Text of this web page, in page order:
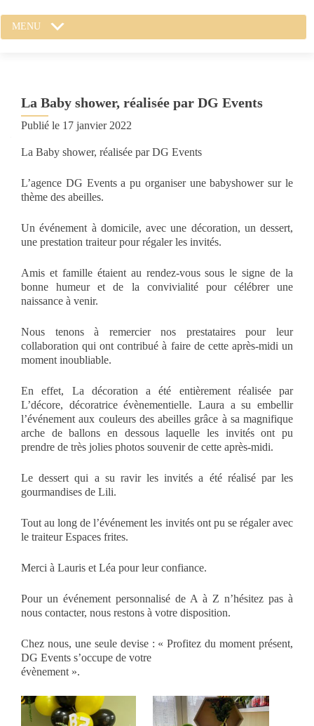
MENU
La Baby shower, réalisée par DG Events
Publié le 17 janvier 2022
La Baby shower, réalisée par DG Events
L’agence DG Events a pu organiser une babyshower sur le
thème des abeilles.
Un événement à domicile, avec une décoration, un dessert,
une prestation traiteur pour régaler les invités.
Amis et famille étaient au rendez-vous sous le signe de la
bonne humeur et de la convivialité pour célébrer une
naissance à venir.
Nous tenons à remercier nos prestataires pour leur
collaboration qui ont contribué à faire de cette après-midi un
moment inoubliable.
En effet, La décoration a été entièrement réalisée par
L’décore, décoratrice évènementielle. Laura a su embellir
l’événement aux couleurs des abeilles grâce à sa magnifique
arche de ballons en dessous laquelle les invités ont pu
prendre de très jolies photos souvenir de cette après-midi.
Le dessert qui a su ravir les invités a été réalisé par les
gourmandises de Lili.
Tout au long de l’événement les invités ont pu se régaler avec
le traiteur Espaces frites.
Merci à Lauris et Léa pour leur confiance.
Pour un événement personnalisé de A à Z n’hésitez pas à
nous contacter, nous restons à votre disposition.
Chez nous, une seule devise : « Profitez du moment présent,
DG Events s’occupe de votre
évènement ».